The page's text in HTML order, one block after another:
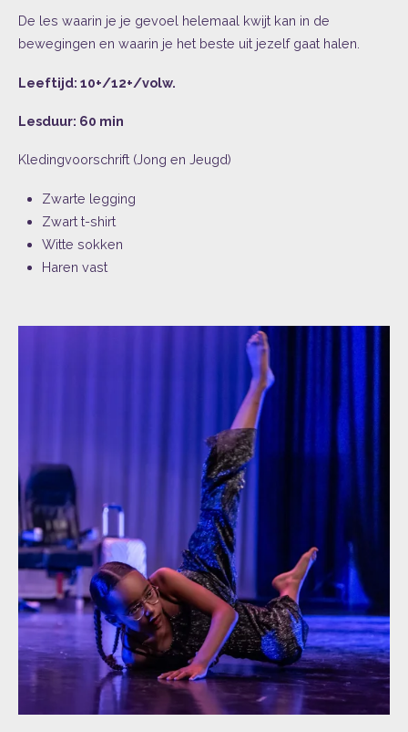
De les waarin je je gevoel helemaal kwijt kan in de
bewegingen en waarin je het beste uit jezelf gaat halen.
Leeftijd: 10+/12+/volw.
Lesduur: 60 min
Kledingvoorschrift (Jong en Jeugd)
Zwarte legging
Zwart t-shirt
Witte sokken
Haren vast